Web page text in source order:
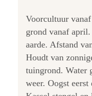
Voorcultuur
grond vanaf
aarde. Afstand
Houdt van
tuingrond. Water
weer. Oogst